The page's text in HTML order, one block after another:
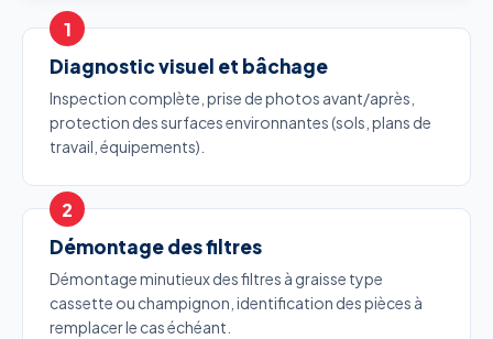
Diagnostic visuel et bâchage
Inspection complète, prise de photos avant/après,
protection des surfaces environnantes (sols, plans de
travail, équipements).
Démontage des filtres
Démontage minutieux des filtres à graisse type
cassette ou champignon, identification des pièces à
remplacer le cas échéant.